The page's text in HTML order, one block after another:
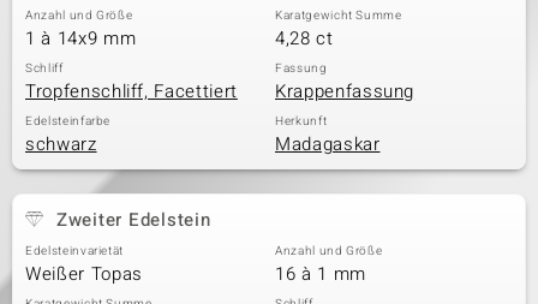
Anzahl und Größe
1 à 14x9 mm
Karatgewicht Summe
4,28 ct
Schliff
Tropfenschliff, Facettiert
Fassung
Krappenfassung
Edelsteinfarbe
schwarz
Herkunft
Madagaskar
Zweiter Edelstein
Edelsteinvarietät
Weißer Topas
Anzahl und Größe
16 à 1 mm